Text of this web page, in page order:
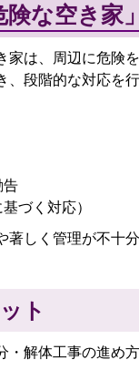
な空き家
は、周辺に危険
段階的な対応を行
告
づく対応）
著しく管理が不十
ト
・解体工事の進め